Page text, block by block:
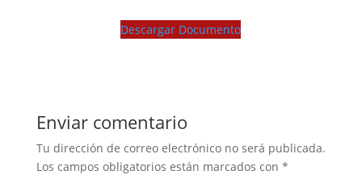
Descargar Documento
Enviar comentario
Tu dirección de correo electrónico no será publicada.
Los campos obligatorios están marcados con *